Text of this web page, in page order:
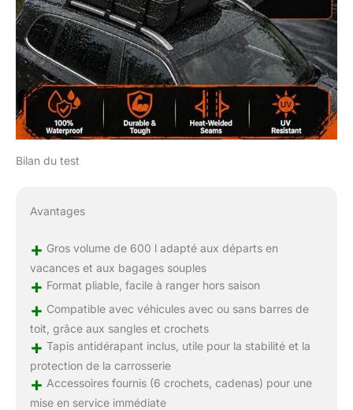
Bilan du test
Avantages
+ Gros volume de 600 l adapté aux départs en
vacances et aux bagages souples
+ Format pliable, facile à ranger hors saison
+ Compatible avec véhicules avec ou sans barres de
toit, grâce aux sangles et crochets
+ Tapis antidérapant inclus, utile pour la stabilité et la
protection de la carrosserie
+ Accessoires fournis (6 crochets, cadenas) pour une
mise en service immédiate